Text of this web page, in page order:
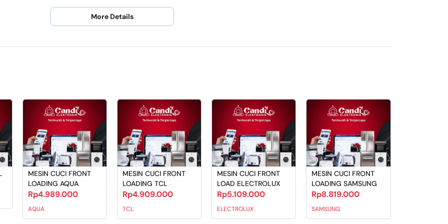
dengan jelas sampai selesai agar kami dapat membantu proses komplain dan asuransi.
sesuai sebelum checkout. Apabila pesanan sudah diproses, mohon maaf tidak bisa
More Details
MESIN CUCI FRONT
LOADING AQUA
Rp4.989.000
AQUA
MESIN CUCI FRONT
LOADING TCL
Rp4.909.000
TCL
MESIN CUCI FRONT
LOAD ELECTROLUX
Rp5.109.000
ELECTROLUX
MESIN CUCI FRONT
LOADING SAMSUNG
Rp8.819.000
SAMSUNG